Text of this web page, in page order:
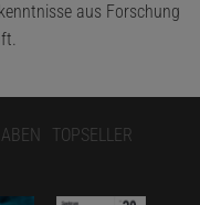
aus Forschung
TOPSELLER